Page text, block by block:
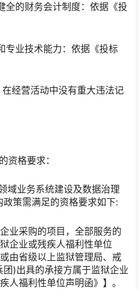
全的财务会计制度：依据《投
专业技术能力：依据《投标
经营活动中没有重大违法记
资格要求：
域业务系统建设及数据治理
策需满足的资格要求如下:
业采购的项目，全部服务的
企业或残疾人福利性单位
由省级以上监狱管理局、戒
)出具的承接方属于监狱企业
人福利性单位声明函》】。